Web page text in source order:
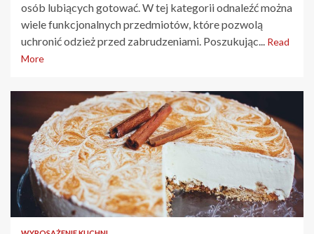
osób lubiących gotować. W tej kategorii odnaleźć można
wiele funkcjonalnych przedmiotów, które pozwolą
uchronić odzież przed zabrudzeniami. Poszukując... Read
More
2 min read